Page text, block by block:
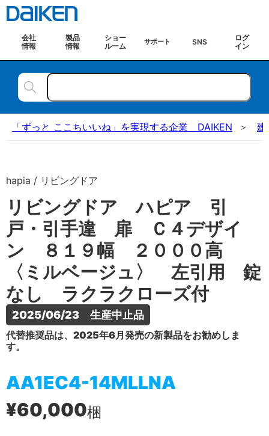
会社
情報
製品
情報
ショー
ルーム
サポート SNS
ログ
イン
「ずっと ここちいいね」を実現する企業 DAIKEN 建
hapia / リビングドア
リビングドア ハピア 引
戸・引手違 扉 Ｃ４デザイ
ン ８１９幅 ２０００高
〈ミルベージュ〉 左引用 錠
なし ラクラクローズ付
2025/06/23　生産中止品
代替推奨品は、2025年6月発売の新製品をお勧めしま
す。
AA1EC4-14MLLNA
¥60,000梱